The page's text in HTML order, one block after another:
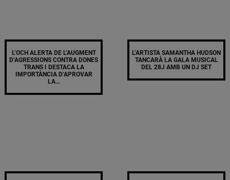
L’OCH ALERTA DE L’AUGMENT
D’AGRESSIONS CONTRA DONES
TRANS I DESTACA LA
IMPORTÀNCIA D’APROVAR
LA...
L’ARTISTA SAMANTHA HUDSON
TANCARÀ LA GALA MUSICAL
DEL 28J AMB UN DJ SET